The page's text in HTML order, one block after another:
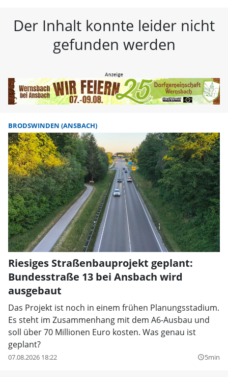
Der Inhalt konnte leider nicht
gefunden werden
BRODSWINDEN (ANSBACH)
Riesiges Straßenbauprojekt geplant:
Bundesstraße 13 bei Ansbach wird
ausgebaut
Das Projekt ist noch in einem frühen Planungsstadium.
Es steht im Zusammenhang mit dem A6-Ausbau und
soll über 70 Millionen Euro kosten. Was genau ist
geplant?
07.08.2026 18:22 query_builder5min